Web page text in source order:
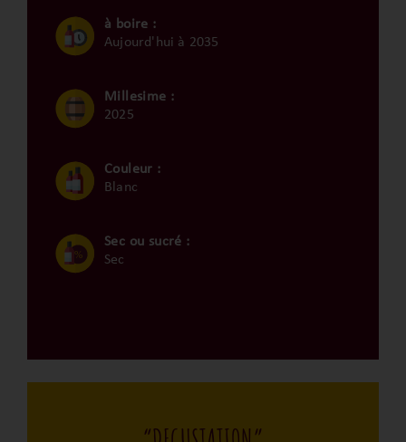
à boire :
Aujourd'hui à 2035
Millesime :
2025
Couleur :
Blanc
Sec ou sucré :
Sec